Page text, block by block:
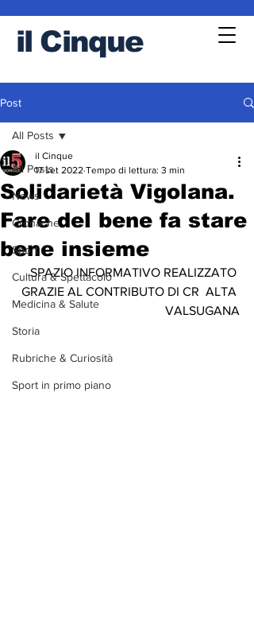
il Cinque
Post
All Posts
News
Cronache
Sport
Cultura & Spettacolo
Medicina & Salute
Storia
Rubriche & Curiosità
Sport in primo piano
All Posts
Solidarietà Vigolana.
Fare del bene fa stare
bene insieme
il Cinque
17 set 2022 Tempo di lettura: 3 min
SPAZIO INFORMATIVO REALIZZATO
GRAZIE AL CONTRIBUTO DI CR  ALTA
VALSUGANA